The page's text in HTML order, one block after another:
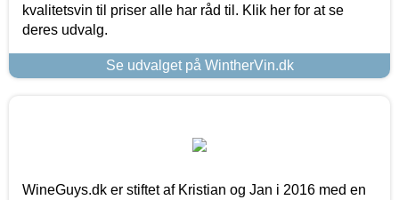
kvalitetsvin til priser alle har råd til. Klik her for at se
deres udvalg.
Se udvalget på WintherVin.dk
WineGuys.dk er stiftet af Kristian og Jan i 2016 med en